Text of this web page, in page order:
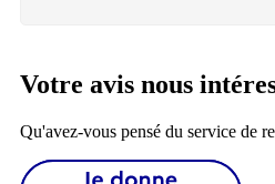
Votre avis nous
Qu'avez-vous pensé du service de